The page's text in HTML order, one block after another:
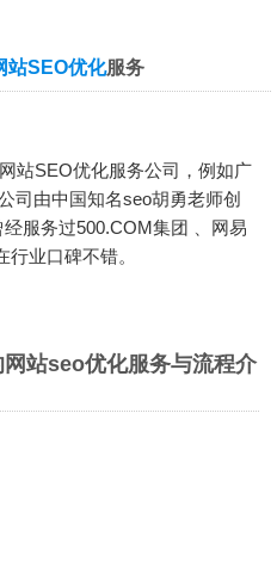
站SEO优化服务
网站SEO优化服务公司，例如广
司由中国知名seo胡勇老师创
服务过500.COM集团 、网易
行业口碑不错。
站seo优化服务与流程介